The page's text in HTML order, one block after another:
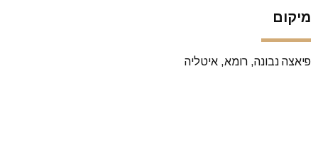
מיקום
פיאצה נבונה, רומא, איטליה